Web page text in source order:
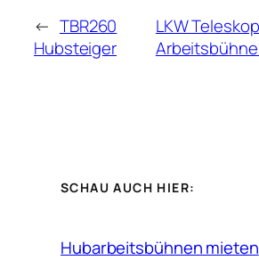
← TBR260
Hubsteiger
LKW Teleskop
SCHAU AUCH HIER:
Hubarbeitsbühnen mieten